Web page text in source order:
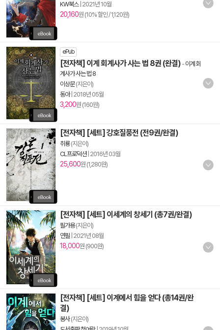
KW북스| 2021년 10월
20,160원 (10% 할인 / 1,120원)
ePub
[전자책] 이계 회계사가 사는 법 8권 (완결) - 이계 회
계사가 사는 법 8
이상문(지은이)
동아| 2018년 05월
3,200원 (160원)
[전자책] [세트] 강호질풍전 (전9권/완결)
취룡(지은이)
CL프로덕션| 2016년 03월
25,600원 (1,280원)
[전자책] [세트] 이세계의 창세기 (총7권/완결)
필가용(지은이)
연필 2021년 08월
18,000원 (900원)
[전자책] [세트] 이계에서 힘을 얻다 (총14권/완
결)
봉사(지은이)